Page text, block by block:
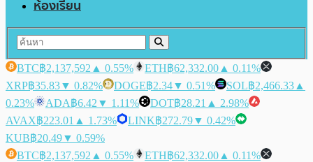
ห้องเรียน
BTC฿2,137,592 ▲ 0.55% ETH฿62,332.00 ▲ 0.11%
XRP฿35.83▼ 0.82% DOGE฿2.34▼ 0.51% SOL฿2,466.33 ▲
0.23%
ADA฿6.42 ▼ 1.11% DOT฿28.21 ▲ 2.98%
AVAX฿223.01 ▲ 1.73% LINK฿272.79▼ 0.42%
KUB฿20.49▼ 0.59%
BTC฿2,137,592 ▲ 0.55% ETH฿62,332.00 ▲ 0.11%